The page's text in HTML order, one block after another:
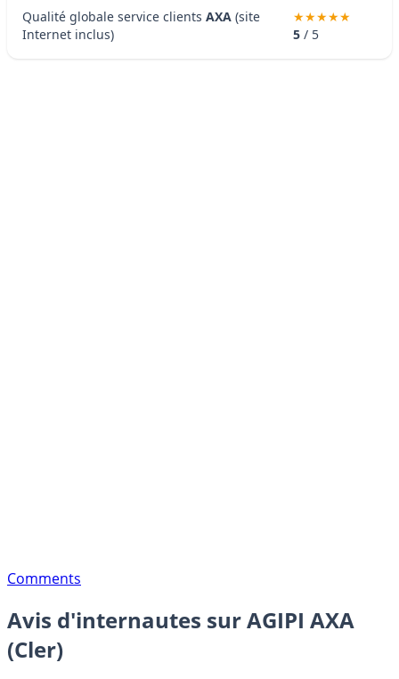
Qualité globale service clients AXA (site
Internet inclus)
5 / 5
Comments
Avis d'internautes sur AGIPI AXA
(Cler)